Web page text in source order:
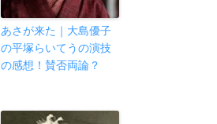
あさが来た｜大島優子
の平塚らいてうの演技
の感想！賛否両論？